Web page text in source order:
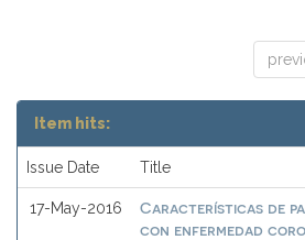
Item hits:
Issue Date Title
17-May-2016
Características de
con enfermedad